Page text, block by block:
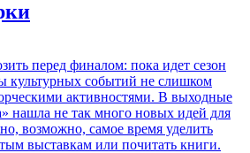
перед финалом: пока идет сезон
культурных событий не слишком
активностями. В выходные
нашла не так много новых идей для
возможно, самое время уделить
выставкам или почитать книги.